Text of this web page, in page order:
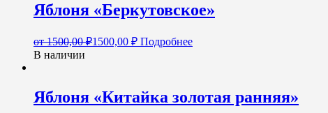
Яблоня «Беркутовское»
от1500,00₽1500,00 ₽ Подробнее
В наличии
Яблоня «Китайка золотая ранняя»